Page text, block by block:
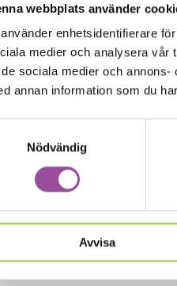
webbplats använder
enhetsidentifierare
medier och analysera vår
sociala medier och
annan information som du
Nödvändig
Avvisa
Våra medarbetare
familjeenhet har
på tre pelare –
Med två utbildare
Utbildningens syfte
grundläggande
händelser” ( Bath
utbildningar som
Lågaffektivt
DELA: